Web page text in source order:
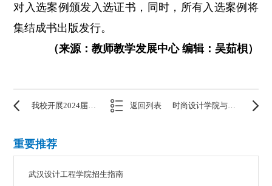
对入选案例颁发入选证书，同时，所有入选案例将
集结成书出版发行。
（来源：教师教学发展中心 编辑：吴茹梖）
返回列表
重要推荐
武汉设计工程学院招生指南